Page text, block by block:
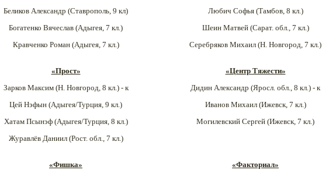
Беликов Александр (Ставрополь, 9 кл)
Богатенко Вячеслав (Адыгея, 7 кл.)
Кравченко Роман (Адыгея, 7 кл.)
Любич Софья (Тамбов, 8 кл.)
Шеин Матвей (Сарат. обл., 7 кл.)
Серебряков Михаил (Н. Новгород, 7 кл.)
«Прост»
Зарков Максим (Н. Новгород, 8 кл.) - к
Цей Нэфын (Адыгея/Турция, 9 кл.)
Хатам Псынэф (Адыгея/Турция, 8 кл.)
Журавлёв Даниил (Рост. обл., 7 кл.)
«Центр Тяжести»
Дидин Александр (Яросл. обл., 8 кл.) - к
Иванов Михаил (Ижевск, 7 кл.)
Могилевский Сергей (Ижевск, 7 кл.)
«Фишка»
«Факториал»